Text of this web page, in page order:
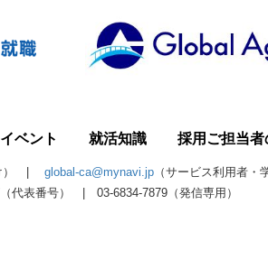
イベント 就活知識 採用ご担当者
） | global-ca@mynavi.jp（サービス利用者・
代表番号） | 03-6834-7879（発信専用）